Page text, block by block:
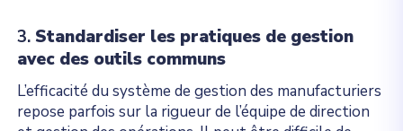
3. Standardiser les pratiques de gestion
avec des outils communs
L’efficacité du système de gestion des manufacturiers
repose parfois sur la rigueur de l’équipe de direction